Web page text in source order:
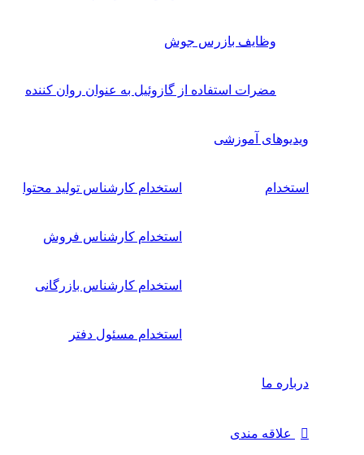
وظایف بازرس جوش
مضرات استفاده از گازوئیل به عنوان روان کننده
ویدیوهای آموزشی
استخدام استخدام کارشناس تولید محتوا
استخدام کارشناس فروش
استخدام کارشناس بازرگانی
استخدام مسئول دفتر
درباره ما
علاقه مندی